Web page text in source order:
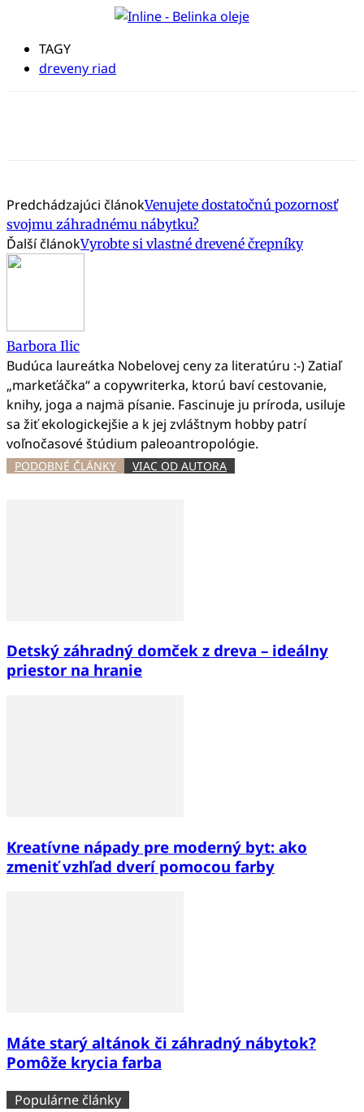
TAGY
dreveny riad
Predchádzajúci článokVenujete dostatočnú pozornosť
svojmu záhradnému nábytku?
Ďalší článokVyrobte si vlastné drevené črepníky
Barbora Ilic
Budúca laureátka Nobelovej ceny za literatúru :-) Zatiaľ
„markeťáčka“ a copywriterka, ktorú baví cestovanie,
knihy, joga a najmä písanie. Fascinuje ju príroda, usiluje
sa žiť ekologickejšie a k jej zvláštnym hobby patrí
voľnočasové štúdium paleoantropológie.
PODOBNÉ ČLÁNKY VIAC OD AUTORA
Detský záhradný domček z dreva – ideálny
priestor na hranie
Kreatívne nápady pre moderný byt: ako
zmeniť vzhľad dverí pomocou farby
Máte starý altánok či záhradný nábytok?
Pomôže krycia farba
Populárne články